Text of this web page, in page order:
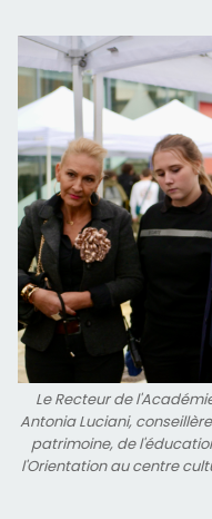
Le Recteur de
Antonia Luciani,
patrimoine, de
l'Orientation au centre